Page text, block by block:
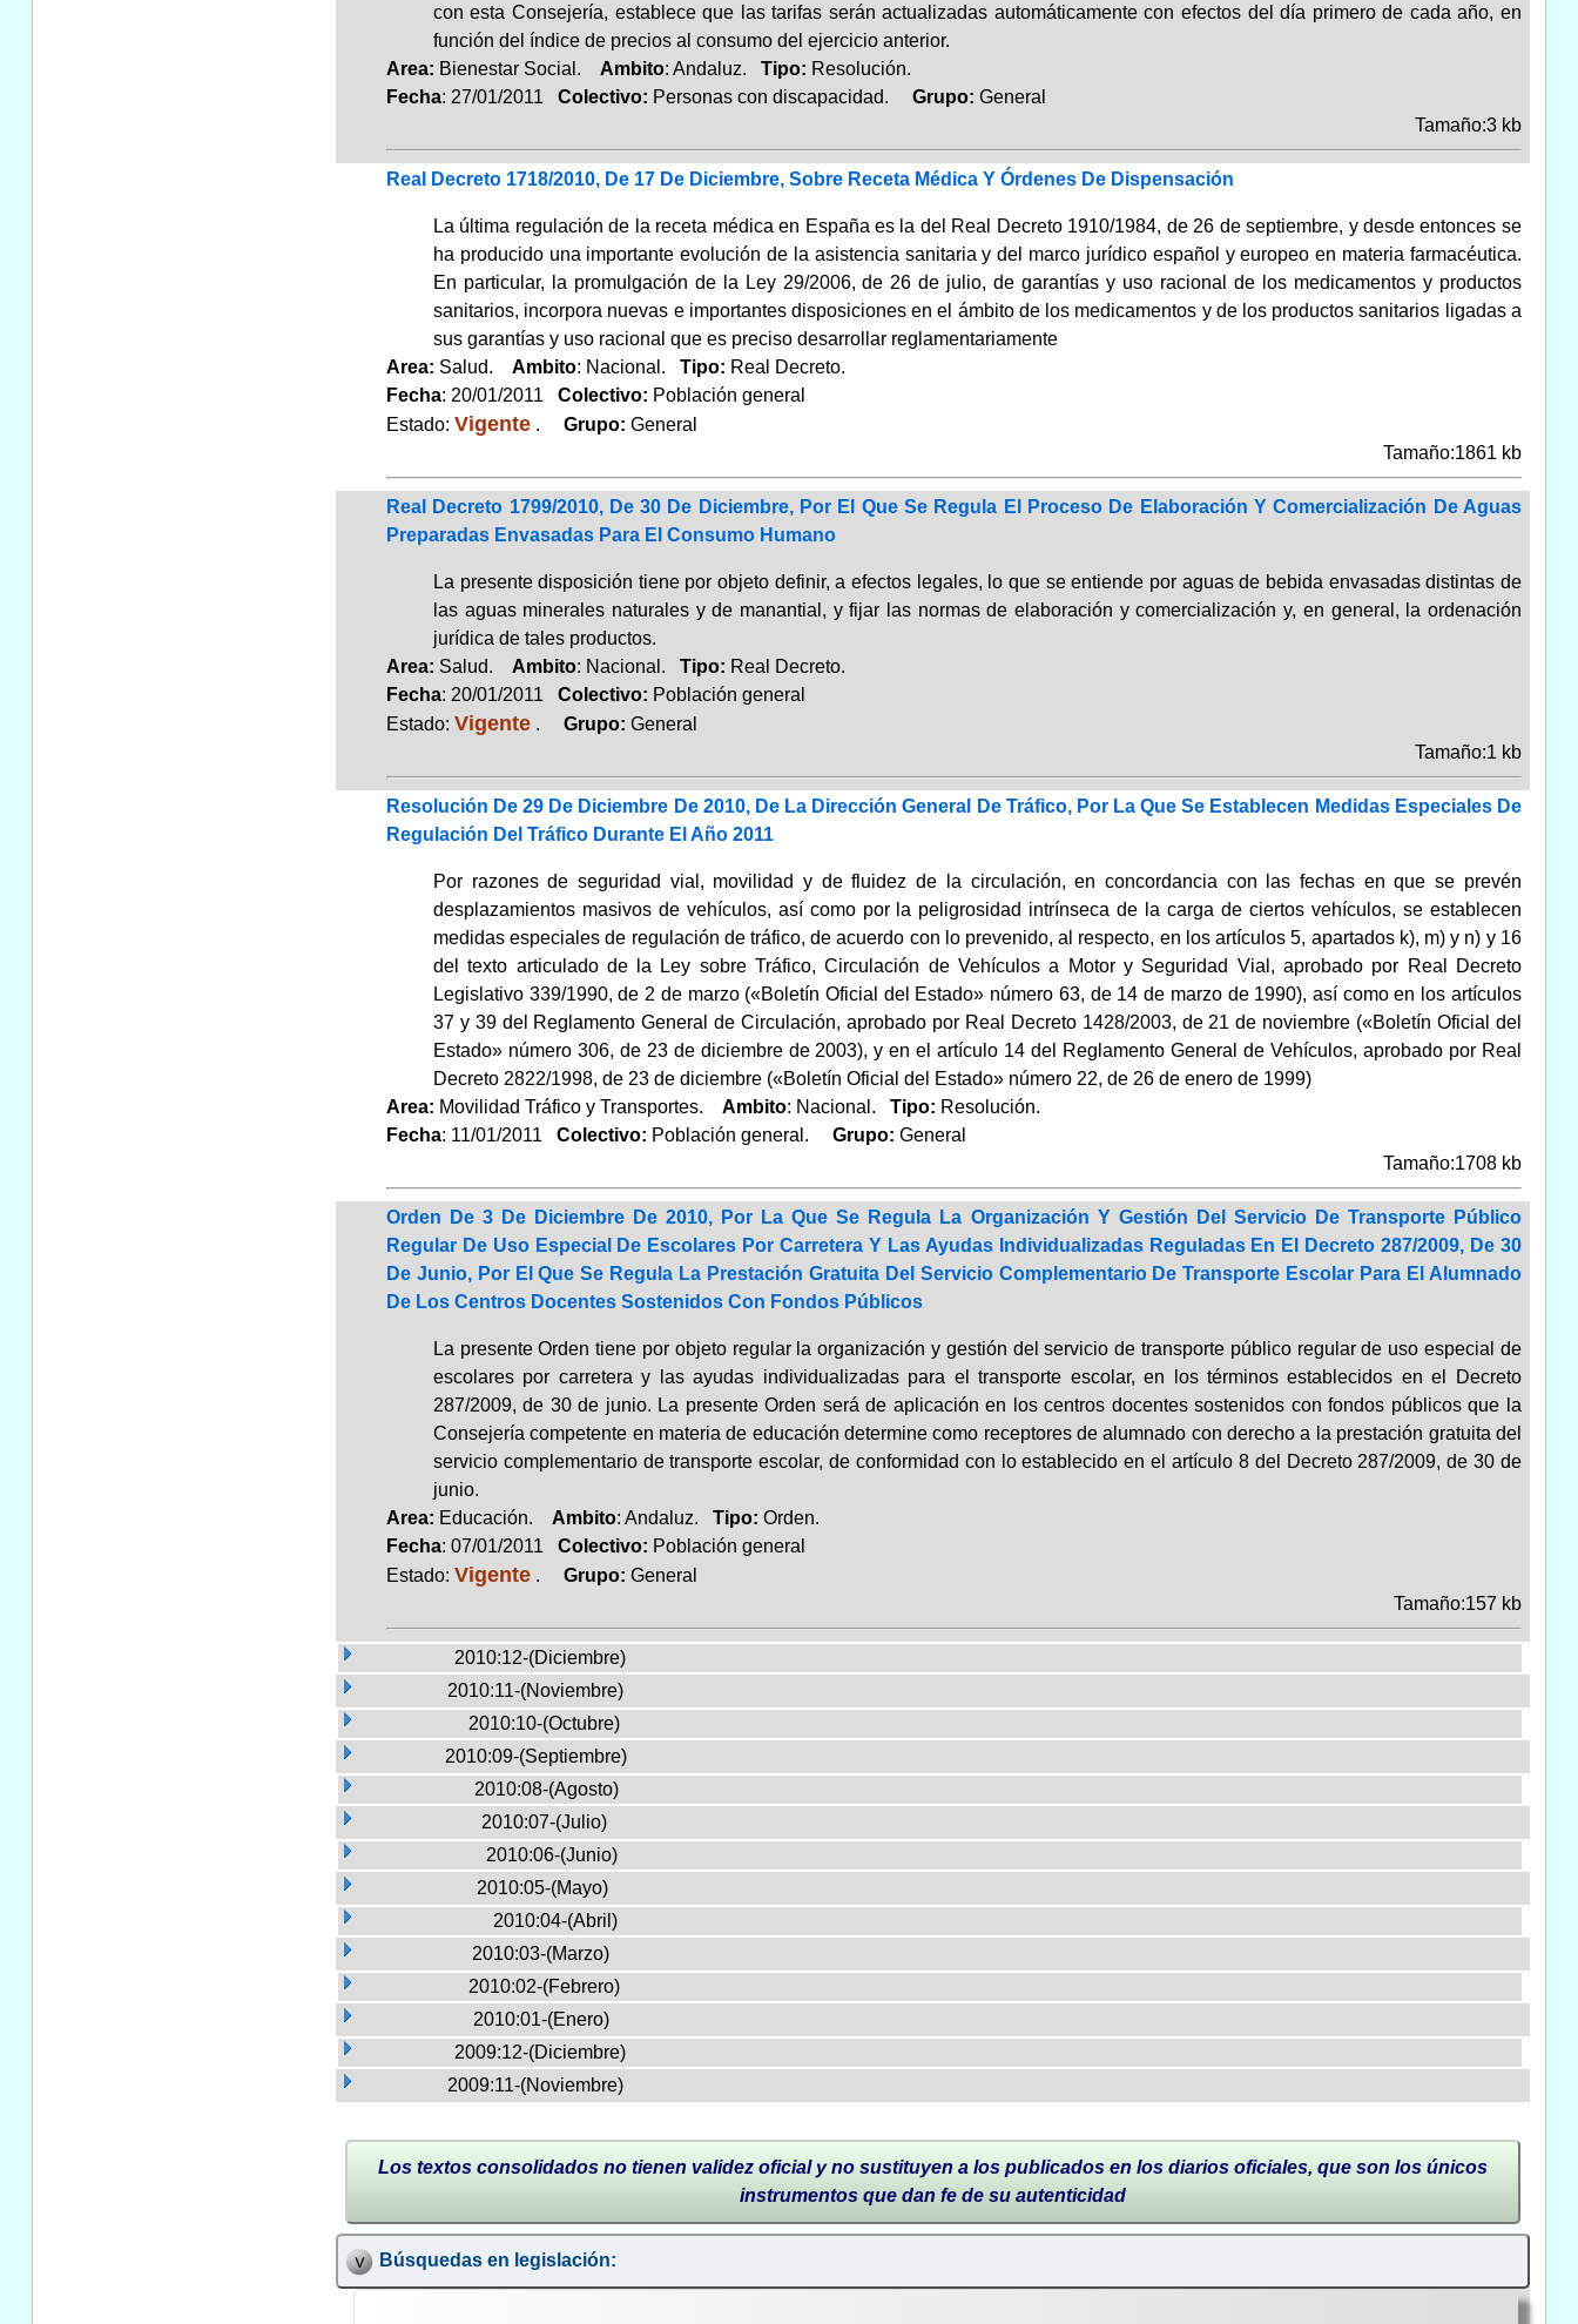
con esta Consejería, establece que las tarifas serán actualizadas automáticamente con efectos del día primero de cada año, en
función del índice de precios al consumo del ejercicio anterior.
Area: Bienestar Social. Ambito: Andaluz. Tipo: Resolución.
Fecha: 27/01/2011 Colectivo: Personas con discapacidad. Grupo: General
Tamaño:3 kb
Real Decreto 1718/2010, De 17 De Diciembre, Sobre Receta Médica Y Órdenes De Dispensación
La última regulación de la receta médica en España es la del Real Decreto 1910/1984, de 26 de septiembre, y desde entonces se
ha producido una importante evolución de la asistencia sanitaria y del marco jurídico español y europeo en materia farmacéutica.
En particular, la promulgación de la Ley 29/2006, de 26 de julio, de garantías y uso racional de los medicamentos y productos
sanitarios, incorpora nuevas e importantes disposiciones en el ámbito de los medicamentos y de los productos sanitarios ligadas a
sus garantías y uso racional que es preciso desarrollar reglamentariamente
Area: Salud. Ambito: Nacional. Tipo: Real Decreto.
Fecha: 20/01/2011 Colectivo: Población general
Estado: Vigente. Grupo: General
Tamaño:1861 kb
Real Decreto 1799/2010, De 30 De Diciembre, Por El Que Se Regula El Proceso De Elaboración Y Comercialización De Aguas
Preparadas Envasadas Para El Consumo Humano
La presente disposición tiene por objeto definir, a efectos legales, lo que se entiende por aguas de bebida envasadas distintas de
las aguas minerales naturales y de manantial, y fijar las normas de elaboración y comercialización y, en general, la ordenación
jurídica de tales productos.
Area: Salud. Ambito: Nacional. Tipo: Real Decreto.
Fecha: 20/01/2011 Colectivo: Población general
Estado: Vigente. Grupo: General
Tamaño:1 kb
Resolución De 29 De Diciembre De 2010, De La Dirección General De Tráfico, Por La Que Se Establecen Medidas Especiales De
Regulación Del Tráfico Durante El Año 2011
Por razones de seguridad vial, movilidad y de fluidez de la circulación, en concordancia con las fechas en que se prevén
desplazamientos masivos de vehículos, así como por la peligrosidad intrínseca de la carga de ciertos vehículos, se establecen
medidas especiales de regulación de tráfico, de acuerdo con lo prevenido, al respecto, en los artículos 5, apartados k), m) y n) y 16
del texto articulado de la Ley sobre Tráfico, Circulación de Vehículos a Motor y Seguridad Vial, aprobado por Real Decreto
Legislativo 339/1990, de 2 de marzo («Boletín Oficial del Estado» número 63, de 14 de marzo de 1990), así como en los artículos
37 y 39 del Reglamento General de Circulación, aprobado por Real Decreto 1428/2003, de 21 de noviembre («Boletín Oficial del
Estado» número 306, de 23 de diciembre de 2003), y en el artículo 14 del Reglamento General de Vehículos, aprobado por Real
Decreto 2822/1998, de 23 de diciembre («Boletín Oficial del Estado» número 22, de 26 de enero de 1999)
Area: Movilidad Tráfico y Transportes. Ambito: Nacional. Tipo: Resolución.
Fecha: 11/01/2011 Colectivo: Población general. Grupo: General
Tamaño:1708 kb
Orden De 3 De Diciembre De 2010, Por La Que Se Regula La Organización Y Gestión Del Servicio De Transporte Público
Regular De Uso Especial De Escolares Por Carretera Y Las Ayudas Individualizadas Reguladas En El Decreto 287/2009, De 30
De Junio, Por El Que Se Regula La Prestación Gratuita Del Servicio Complementario De Transporte Escolar Para El Alumnado
De Los Centros Docentes Sostenidos Con Fondos Públicos
La presente Orden tiene por objeto regular la organización y gestión del servicio de transporte público regular de uso especial de
escolares por carretera y las ayudas individualizadas para el transporte escolar, en los términos establecidos en el Decreto
287/2009, de 30 de junio. La presente Orden será de aplicación en los centros docentes sostenidos con fondos públicos que la
Consejería competente en materia de educación determine como receptores de alumnado con derecho a la prestación gratuita del
servicio complementario de transporte escolar, de conformidad con lo establecido en el artículo 8 del Decreto 287/2009, de 30 de
junio.
Area: Educación. Ambito: Andaluz. Tipo: Orden.
Fecha: 07/01/2011 Colectivo: Población general
Estado: Vigente. Grupo: General
Tamaño:157 kb
2010:12-(Diciembre)
2010:11-(Noviembre)
2010:10-(Octubre)
2010:09-(Septiembre)
2010:08-(Agosto)
2010:07-(Julio)
2010:06-(Junio)
2010:05-(Mayo)
2010:04-(Abril)
2010:03-(Marzo)
2010:02-(Febrero)
2010:01-(Enero)
2009:12-(Diciembre)
2009:11-(Noviembre)
Los textos consolidados no tienen validez oficial y no sustituyen a los publicados en los diarios oficiales, que son los únicos
instrumentos que dan fe de su autenticidad
Búsquedas en legislación: